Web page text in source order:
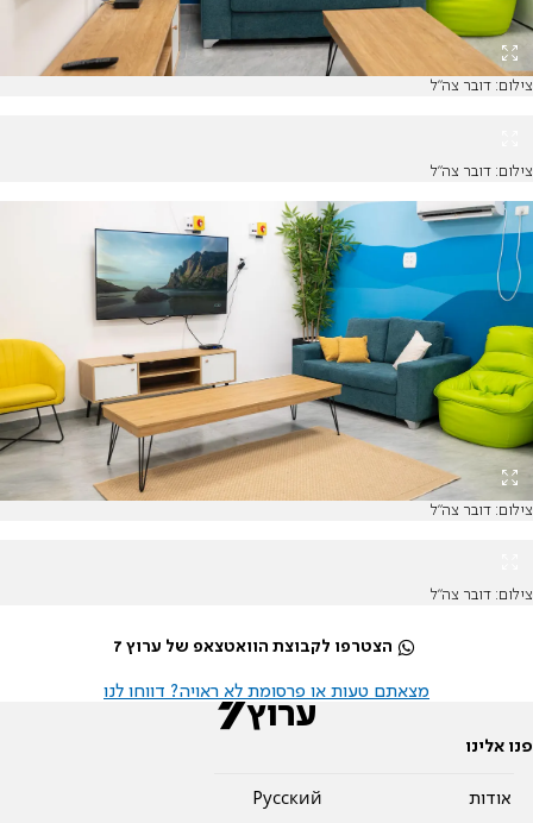
צילום: דובר צה"ל
צילום: דובר צה"ל
צילום: דובר צה"ל
צילום: דובר צה"ל
הצטרפו לקבוצת הוואטצאפ של ערוץ 7
מצאתם טעות או פרסומת לא ראויה? דווחו לנו
פנו אלינו
אודות
Pусский